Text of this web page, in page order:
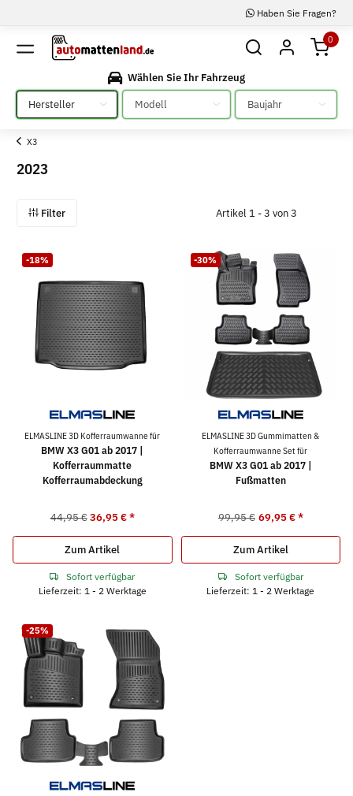
Haben Sie Fragen?
0
Wählen Sie Ihr Fahrzeug
Bitte auswählen
Bitte auswählen Bitte auswählen
X3
2023
Filter Artikel 1 - 3 von 3
-18%
ELMASLINE 3D Kofferraumwanne für
BMW X3 G01 ab 2017 |
Kofferraummatte
Kofferraumabdeckung
44,95 € 36,95 €*
Zum Artikel
Sofort verfügbar
Lieferzeit: 1 - 2 Werktage
-30%
ELMASLINE 3D Gummimatten &
Kofferraumwanne Set für
BMW X3 G01 ab 2017 |
Fußmatten
99,95 € 69,95 €*
Zum Artikel
Sofort verfügbar
Lieferzeit: 1 - 2 Werktage
-25%